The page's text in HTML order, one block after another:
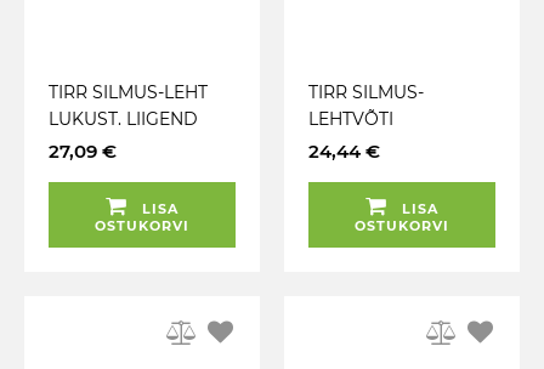
TIRR SILMUS-LEHT
LUKUST. LIIGEND
8MM KS TOOLS
27,09 €
LISA
OSTUKORVI
TIRR SILMUS-
LEHTVÕTI
LIIGENDIGA 19MM
24,44 €
LISA
OSTUKORVI